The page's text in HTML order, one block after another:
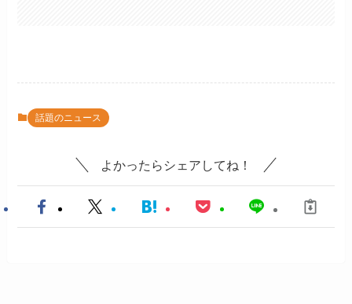
話題のニュース
よかったらシェアしてね！